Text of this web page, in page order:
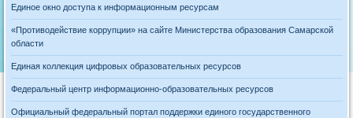
Единое окно доступа к информационным ресурсам
«Противодействие коррупции» на сайте Министерства образования Самарской
области
Единая коллекция цифровых образовательных ресурсов
Федеральный центр информационно-образовательных ресурсов
Официальный федеральный портал поддержки единого государственного